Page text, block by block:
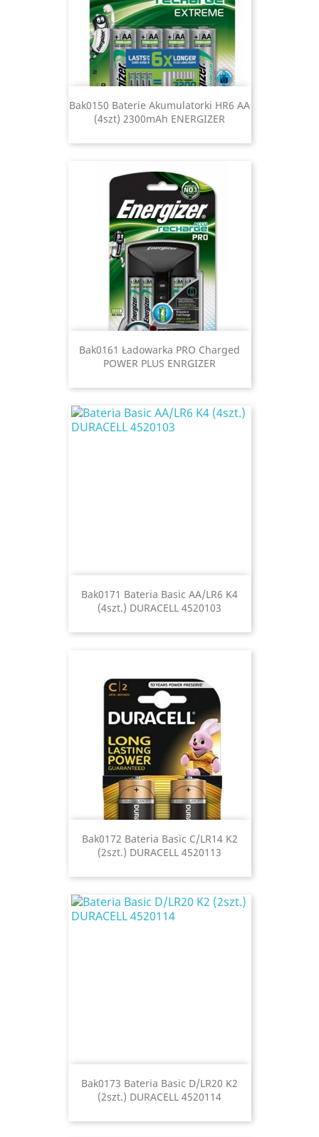
Bak0150 Baterie Akumulatorki HR6 AA
(4szt) 2300mAh ENERGIZER
Bak0161 Ładowarka PRO Charged
POWER PLUS ENRGIZER
Bak0171 Bateria Basic AA/LR6 K4
(4szt.) DURACELL 4520103
Bak0172 Bateria Basic C/LR14 K2
(2szt.) DURACELL 4520113
Bak0173 Bateria Basic D/LR20 K2
(2szt.) DURACELL 4520114